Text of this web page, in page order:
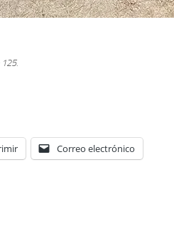
125.
Correo electrónico